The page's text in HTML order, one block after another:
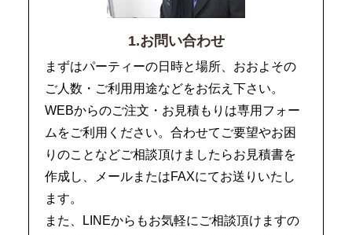
1.お問い合わせ
まずはパーティーの日時と場所、おおよその
ご人数・ご利用用途などをお伝え下さい。
WEBからのご注文・お見積もりは専用フォー
ムをご利用ください。合わせてご要望やお困
りのことなどご相談頂けましたらお見積書を
作成し、メールまたはFAXにてお送りいたし
ます。
また、LINEからもお気軽にご相談頂けますの